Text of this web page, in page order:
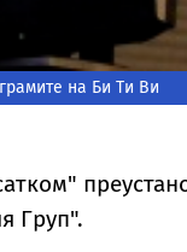
на Би Ти Ви
Груп".